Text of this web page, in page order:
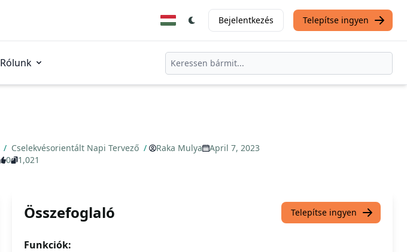
Bejelentkezés Telepítse ingyen
Rólunk
/ Cselekvésorientált Napi Tervező / Raka Mulya
April 7, 2023
0 1,021
Összefoglaló Telepítse ingyen
Funkciók: